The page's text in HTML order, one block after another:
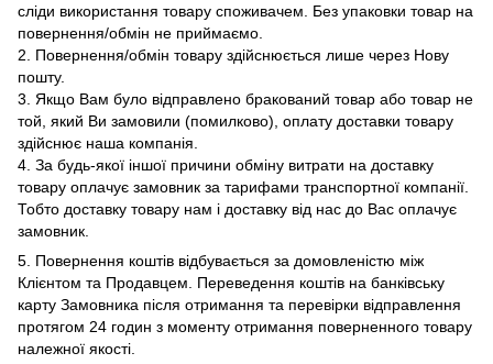
сліди використання товару споживачем. Без упаковки товар на
повернення/обмін не приймаємо.
2. Повернення/обмін товару здійснюється лише через Нову
пошту.
3. Якщо Вам було відправлено бракований товар або товар не
той, який Ви замовили (помилково), оплату доставки товару
здійснює наша компанія.
4. За будь-якої іншої причини обміну витрати на доставку
товару оплачує замовник за тарифами транспортної компанії.
Тобто доставку товару нам і доставку від нас до Вас оплачує
замовник.
5. Повернення коштів відбувається за домовленістю між
Клієнтом та Продавцем. Переведення коштів на банківську
карту Замовника після отримання та перевірки відправлення
протягом 24 годин з моменту отримання поверненного товару
належної якості.